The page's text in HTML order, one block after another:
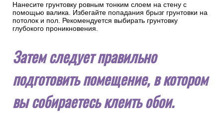
Нанесите грунтовку ровным тонким слоем на стену с
помощью валика. Избегайте попадания брызг грунтовки на
потолок и пол. Рекомендуется выбирать грунтовку
глубокого проникновения.
Затем следует правильно
подготовить помещение, в котором
вы собираетесь клеить обои.